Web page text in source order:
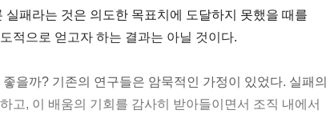
실패라는 것은 의도한 목표치에 도달하지 못했을 때를
적으로 얻고자 하는 결과는 아닐 것이다.
을까? 기존의 연구들은 암묵적인 가정이 있었다. 실패의
고, 이 배움의 기회를 감사히 받아들이면서 조직 내에서